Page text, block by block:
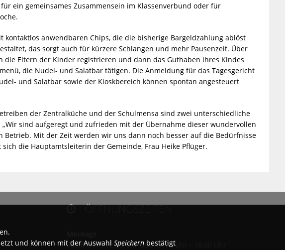
ein gemeinsames Zusammensein im Klassenverbund oder für
kontaktlos anwendbaren Chips, die die bisherige Bargeldzahlung ablöst
das sorgt auch für kürzere Schlangen und mehr Pausenzeit. Über
Eltern der Kinder registrieren und dann das Guthaben ihres Kindes
die Nudel- und Salatbar tätigen. Die Anmeldung für das Tagesgericht
und Salatbar sowie der Kioskbereich können spontan angesteuert
der Zentralküche und der Schulmensa sind zwei unterschiedliche
sind aufgeregt und zufrieden mit der Übernahme dieser wundervollen
Mit der Zeit werden wir uns dann noch besser auf die Bedürfnisse
die Hauptamtsleiterin der Gemeinde, Frau Heike Pflüger.
ÖFFNUNGSZEITEN
08:30 Uhr - 12:00 Uhr und 14:00 Uhr - 18:00 Uhr
und können mit der Auswahl Speichern bestätigt